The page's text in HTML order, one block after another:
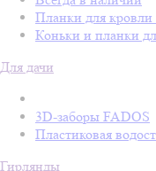
Планки для кровли
Коньки и планки
Для дачи
3D-заборы FADOS
Пластиковая
Гирлянды